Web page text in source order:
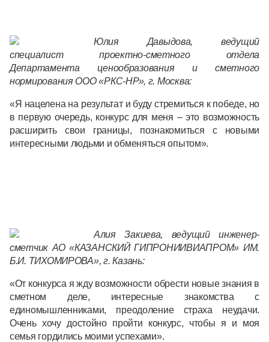
Юлия Давыдова, ведущий
специалист проектно-сметного отдела
Департамента ценообразования и сметного
нормирования ООО «РКС-НР», г. Москва:
«Я нацелена на результат и буду стремиться к победе, но
в первую очередь, конкурс для меня – это возможность
расширить свои границы, познакомиться с новыми
интересными людьми и обменяться опытом».
АлияЗакиева, ведущий инженер-
сметчик АО «КАЗАНСКИЙ ГИПРОНИИВИАПРОМ» ИМ.
Б.И. ТИХОМИРОВА», г. Казань:
«От конкурса я жду возможности обрести новые знания в
сметном деле, интересные знакомства с
единомышленниками, преодоление страха неудачи.
Очень хочу достойно пройти конкурс, чтобы я и моя
семья гордились моими успехами».